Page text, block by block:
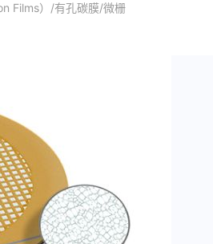
Films）/有孔碳膜/微栅